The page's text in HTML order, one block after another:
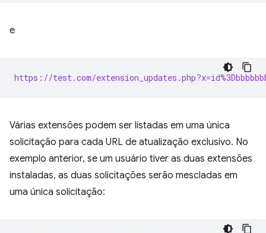
e
https://test.com/
Várias extensões podem ser listadas em uma única
solicitação para cada URL de atualização exclusivo. No
exemplo anterior, se um usuário tiver as duas extensões
instaladas, as duas solicitações serão mescladas em
uma única solicitação: